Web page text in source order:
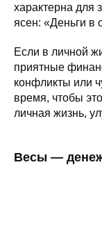
характерна для
ясен: «Деньги в
Если в личной
приятные
конфликты или
время, чтобы
личная жизнь,
Весы —